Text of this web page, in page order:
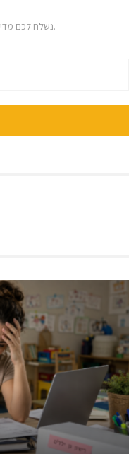
נשלח לכם מדי פעם כתבות נבחרות בנושא חינוך לגיל הרך ועוד.